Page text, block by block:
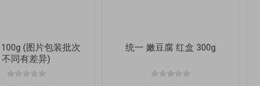
(图片包装批次
不同有差异)
统一 嫩豆腐 红盒 300g